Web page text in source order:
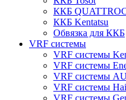
ККБ
ККБ Kentatsu
Обвязка для ККБ
VRF системы
VRF системы
VRF системы
VRF системы
VRF системы
VRF системы